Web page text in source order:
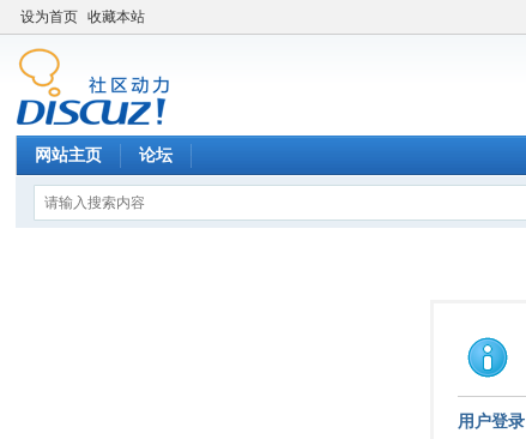
设为首页 收藏本站
网站主页 论坛
用户登录